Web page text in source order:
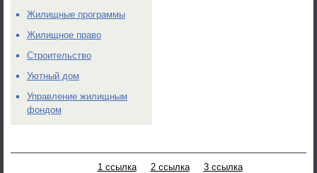
Жилищные программы
Жилищное право
Строительство
Уютный дом
Управление жилищным
фондом
1 ссылка 2 ссылка 3 ссылка